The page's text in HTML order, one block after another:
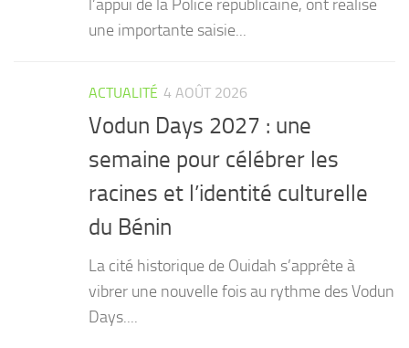
l’appui de la Police républicaine, ont réalisé
une importante saisie...
ACTUALITÉ 4 AOÛT 2026
Vodun Days 2027 : une
semaine pour célébrer les
racines et l’identité culturelle
du Bénin
La cité historique de Ouidah s’apprête à
vibrer une nouvelle fois au rythme des Vodun
Days....